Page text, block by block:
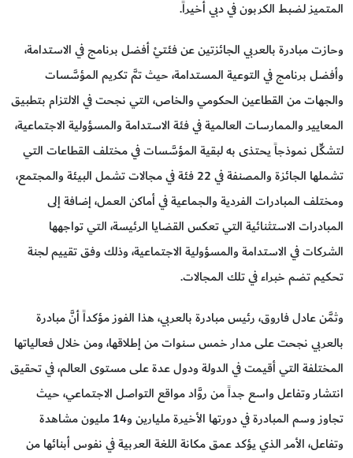
المتميز لضبط الكربون في دبي أخيراً.
وحازت مبادرة بالعربي الجائزتين عن فئتيْ أفضل برنامج في الاستدامة،
وأفضل برنامج في التوعية المستدامة، حيث تمَّ تكريم المؤسَّسات
والجهات من القطاعين الحكومي والخاص، التي نجحت في الالتزام بتطبيق
المعايير والممارسات العالمية في فئة الاستدامة والمسؤولية الاجتماعية،
لتشكِّل نموذجاً يحتذى به لبقية المؤسَّسات في مختلف القطاعات التي
تشملها الجائزة والمصنفة في 22 فئة في مجالات تشمل البيئة والمجتمع،
ومختلف المبادرات الفردية والجماعية في أماكن العمل، إضافة إلى
المبادرات الاستثنائية التي تعكس القضايا الرئيسة، التي تواجهها
الشركات في الاستدامة والمسؤولية الاجتماعية، وذلك وفق تقييم لجنة
تحكيم تضم خبراء في تلك المجالات.
وثمَّن عادل فاروق، رئيس مبادرة بالعربي، هذا الفوز مؤكداً أنَّ مبادرة
بالعربي نجحت على مدار خمس سنوات من إطلاقها، ومن خلال فعالياتها
المختلفة التي أقيمت في الدولة ودول عدة على مستوى العالم، في تحقيق
انتشار وتفاعل واسع جداً من روَّاد مواقع التواصل الاجتماعي، حيث
تجاوز وسم المبادرة في دورتها الأخيرة مليارين و14 مليون مشاهدة
وتفاعل، الأمر الذي يؤكد عمق مكانة اللغة العربية في نفوس أبنائها من